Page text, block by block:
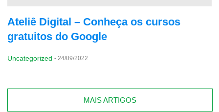
Ateliê Digital – Conheça os cursos
gratuitos do Google
Uncategorized - 24/09/2022
MAIS ARTIGOS